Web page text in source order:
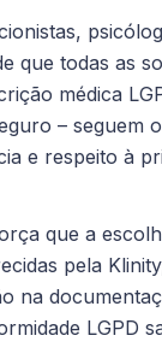
que todas as
médica
– seguem
e respeito à
que a
pela
na
LGPD